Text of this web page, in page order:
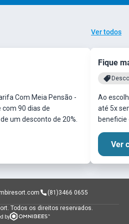
Ver todos
Com Meia Pensão -
com 90 dias de
um desconto de 20%.
Fique
Ao
até 5x
beneficie
Ver
(81)3466 0655
Todos os direitos reservados.
by